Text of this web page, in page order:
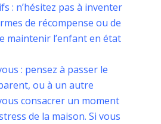
: n’hésitez pas à inventer
de récompense ou de
maintenir l’enfant en état
: pensez à passer le
ou à un autre
consacrer un moment
de la maison. Si vous